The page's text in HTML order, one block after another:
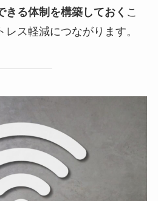
きる体制を構築しておく こ
ス軽減につながります。